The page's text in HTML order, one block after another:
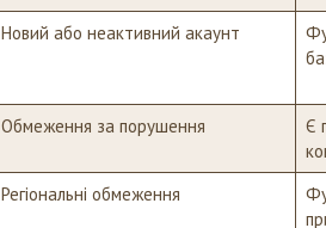
Новий або неактивний акаунт
Обмеження за порушення
Є
Регіональні обмеження